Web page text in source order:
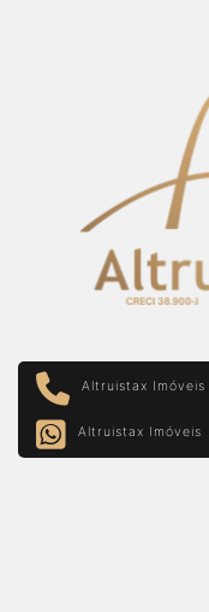
Altruistax Imóveis
Altruistax Imóveis